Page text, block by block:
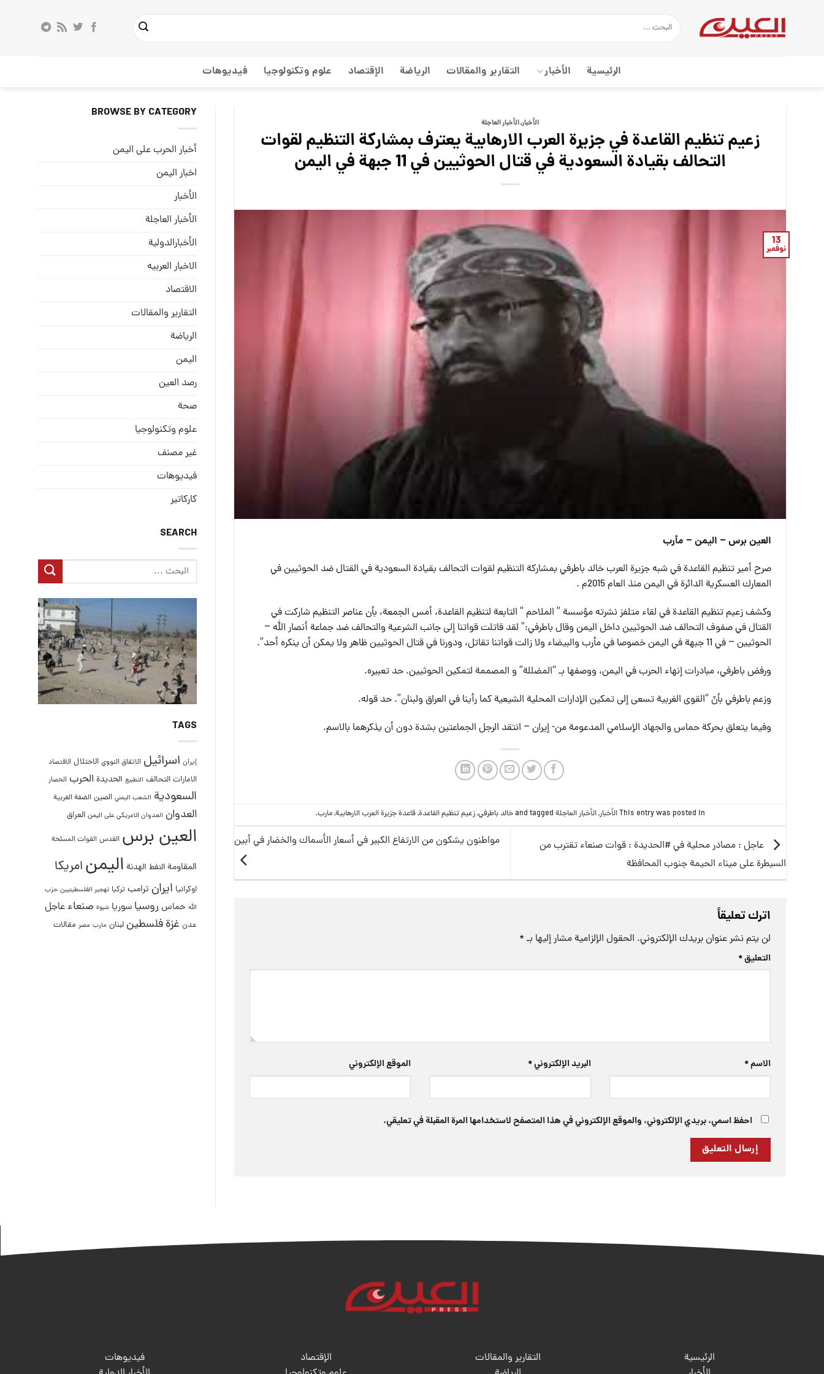
الرئيسية الأخبار التقارير والمقالات الریاضة الإقتصاد علوم وتكنولوجيا فيديوهات
الأخبار,الأخبار العاجلة
زعيم تنظيم القاعدة في جزيرة العرب الارهابية يعترف بمشاركة التنظيم لقوات
التحالف بقيادة السعودية في قتال الحوثيين في 11 جبهة في اليمن
13
نوفمبر
العين برس – اليمن – مأرب
صرح أمير تنظيم القاعدة في شبه جزيرة العرب خالد باطرفي بمشاركة التنظيم لقوات التحالف بقيادة السعودية في القتال ضد الحوثيين في
المعارك العسكرية الدائرة في اليمن منذ العام 2015م .
وكشف زعيم تنظيم القاعدة في لقاء متلفز نشرته مؤسسة ” الملاحم ” التابعة لتنظيم القاعدة، أمس الجمعة، بأن عناصر التنظيم شاركت في
القتال في صفوف التحالف ضد الحوثيين داخل اليمن وقال باطرفي:” لقد قاتلت قواتنا إلى جانب الشرعية والتحالف ضد جماعة أنصار الله –
الحوثيين – في 11 جبهة في اليمن خصوصا في مأرب والبيضاء ولا زالت قواتنا تقاتل، ودورنا في قتال الحوثيين ظاهر ولا يمكن أن ينكره أحد”.
ورفض باطرفي، مبادرات إنهاء الحرب في اليمن، ووصفها بـ “المضللة” و المصممة لتمكين الحوثيين. حد تعبيره.
وزعم باطرفي بأنّ “القوى الغربية تسعى إلى تمكين الإدارات المحلية الشيعية كما رأينا في العراق ولبنان”. حد قوله.
وفيما يتعلق بحركة حماس والجهاد الإسلامي المدعومة من- إيران – انتقد الرجل الجماعتين بشدة دون أن يذكرهما بالاسم.
This entry was posted inالأخبار,الأخبار العاجلة خالد باطرفي,زعيم تنظيم القاعدة,قاعدة جزيرة العرب الارهابية,مارب.
عاجل : مصادر محلية في #الحديدة : قوات صنعاء تقترب من
السيطرة على ميناء الحيمة جنوب المحافظة
مواطنون يشكون من الارتفاع الكبير في أسعار الأسماك والخضار في أبين
اترك تعليقاً
لن يتم نشر عنوان بريدك الإلكتروني. الحقول الإلزامية مشار إليها بـ *
التعليق*
الاسم* البريد الإلكتروني* الموقع الإلكتروني
احفظ اسمي، بريدي الإلكتروني، والموقع الإلكتروني في هذا المتصفح لاستخدامها المرة المقبلة في تعليقي.
BROWSE BY CATEGORY
أخبار الحرب على اليمن
اخبار اليمن
الأخبار
الأخبار العاجلة
الأخبارالدولية
الاخبار العربيه
الاقتصاد
التقارير والمقالات
الریاضة
الیمن
رصد العین
صحة
علوم وتكنولوجيا
غير مصنف
فيديوهات
كاركاتير
SEARCH
TAGS
إيران اسرائيل الاتفاق النووي الاحتلال الاقتصاد
الامارات التحالف التطبيع الحديدة الحرب الحصار
السعودية الشعب اليمني الصين الضفة الغربية
العدوان العدوان الامريكي على اليمن العراق
العين برس القدس القوات المسلحة
المقاومةالنفط الهدنة اليمنامريكا
اوكرانيا ايران ترامب تركيا تهجير الفلسطينيين حزب
الله حماس روسيا سوريا شبوة صنعاء عاجل
عدن غزةفلسطين لبنان مارب مصر مقالات
الرئيسية
التقارير والمقالات
الإقتصاد
فيديوهات